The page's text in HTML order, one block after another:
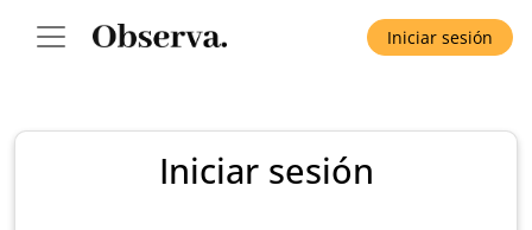
Iniciar sesión
Iniciar sesión